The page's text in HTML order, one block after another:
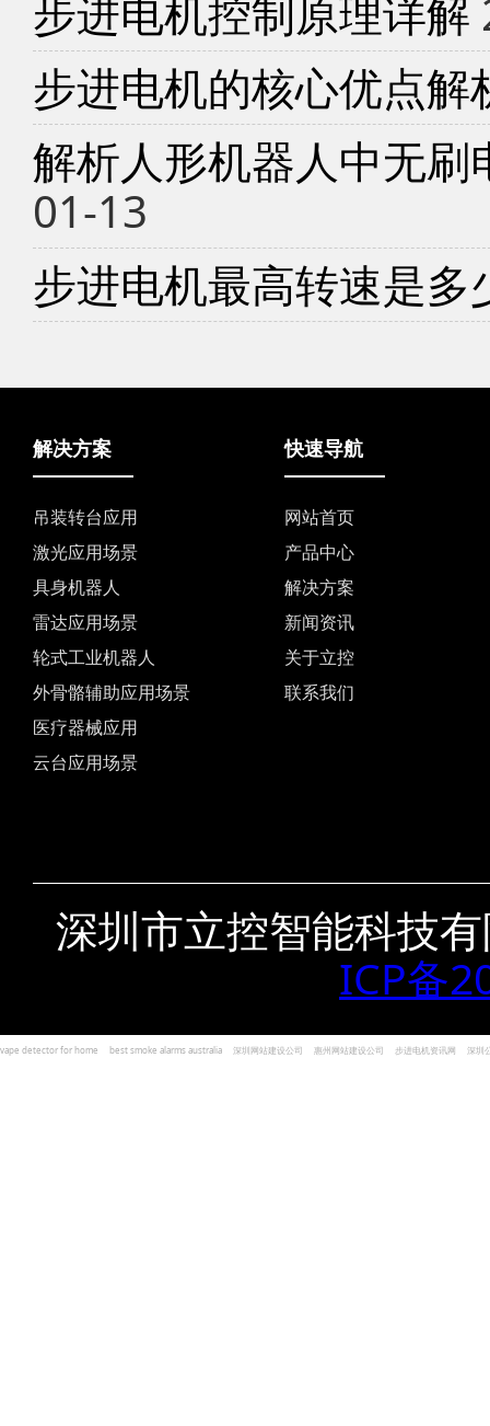
步进电机控制原理详解
步进电机的核心优点解
解析人形机器人中无
01-13
步进电机最高转速是多
解决方案
吊装转台应用
激光应用场景
具身机器人
雷达应用场景
轮式工业机器人
外骨骼辅助应用场景
医疗器械应用
云台应用场景
快速导航
网站首页
产品中心
解决方案
新闻资讯
关于立控
联系我们
深圳市立控智能科技
ICP备
vape detector for home best smoke alarms australia 深圳网站建设公司 惠州网站建设公司 步进电机资讯网 深圳